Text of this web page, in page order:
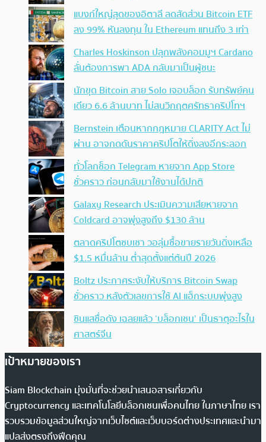
แบงก์ใหญ่สุดของอิตาลี ลดสัดส่วน Bitcoin ETF
ลง 99% หันลงทุน ใน Ethereum แทนถึง 3 เท่า
Charles Hoskinson ปลุกพลังคอมมูฯ Cardano
ลั่นต้องการพา ADA กลับมาเป็นผู้ชนะ
นักขุด Bitcoin สาย Solo เจอบล็อก รับทรัพย์คน
เดียว 6.6 ล้านบาท ไม่สนวิกฤตศรัทธาคริปโทฯ
Bernstein เตือนหากกฎหมาย CLARITY Act ไม่
ผ่าน อาจกดดันราคาคริปโตให้ดิ่งลงอีกระลอก
ทั่วโลกช็อก Telegram หายจาก App Store
ชั่วคราว ก่อนกลับมาใช้งานได้ปกติ
Galaxy Research ประเมินความเสียหายจาก
Coldcard อาจพุ่งสูงถึง $130 ล้าน
ตลาดคริปโตซบเซา วอลุ่มซื้อขายรายวันดิ่งเหลือ
$1.5 หมื่นล้าน ต่ำสุดตั้งแต่ต้นปี 2026
Boltz ประกาศระงับให้บริการ Bitcoin Swap
ชั่วคราว หลังตัวเลขการใช้ AI แฮ็กระบบพุ่งสูง
ซินแสชื่อดัง เฉลยแล้ว ‘บล็อกเชน’ เป็นธาตุอะไรใน
ศาสตร์จีน
เป้าหมายของเรา
Siam Blockchain มุ่งมั่นที่จะช่วยนำเสนอสารเกี่ยวกับ
Cryptocurrency และเทคโนโลยีบล็อกเชนเพื่อคนไทย ในภาษาไทย เรา
รวบรวมข้อมูลส่วนใหญ่จากเว็บไซต์และเว็บบอร์ดต่างประเทศและนำมา
แปลส่งตรงถึงฟีดคุณ